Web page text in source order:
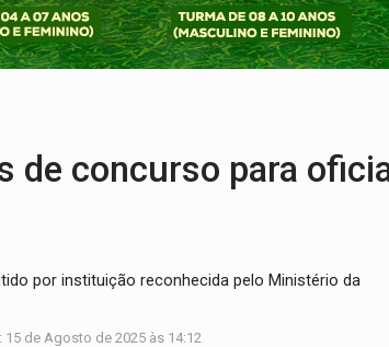
apresenta indisponibilidade com erro 451
internacional para acelerar negócios
de concurso para
por instituição reconhecida pelo Ministério da
15 de Agosto de 2025 às 14:12